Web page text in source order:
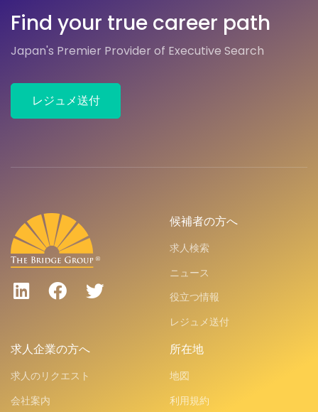
Find your true career path
Japan's Premier Provider of Executive Search
レジュメ送付
候補者の方へ
求人検索
ニュース
役立つ情報
レジュメ送付
求人企業の方へ
求人のリクエスト
会社案内
所在地
地図
利用規約